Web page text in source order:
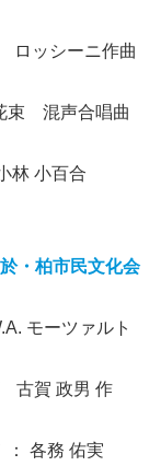
シーニ作曲
混声合唱曲
小百合
於・柏市民文化会
ツァルト
政男 作
務 佑実